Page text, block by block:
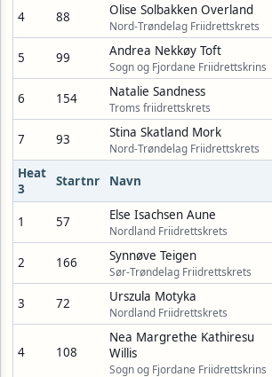
4 88 Olise Solbakken Overland
Nord-Trøndelag Friidrettskrets
5 99 Andrea Nekkøy Toft
Sogn og Fjordane Friidrettskrins
6 154 Natalie Sandness
Troms friidrettskrets
7 93 Stina Skatland Mork
Nord-Trøndelag Friidrettskrets
Heat
3
Startnr Navn
1 57 Else Isachsen Aune
Nordland Friidrettskrets
2 166 Synnøve Teigen
Sør-Trøndelag Friidrettskrets
3 72 Urszula Motyka
Nordland Friidrettskrets
4 108
Nea Margrethe Kathiresu
Willis
Sogn og Fjordane Friidrettskrins